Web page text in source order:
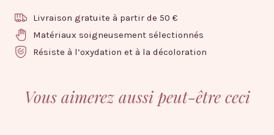
Livraison gratuite à partir de 50 €
Matériaux soigneusement sélectionnés
Résiste à l’oxydation et à la décoloration
Vous aimerez aussi peut-être ceci